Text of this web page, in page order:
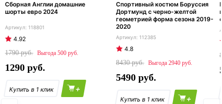
Сборная Англии домашние
шорты евро 2024
118801
4.92
1790
500
1290
+
Спортивный костюм Боруссия
Дортмунд c черно-желтой
геометрией форма сезона 2019-
2020
112385
4.8
8430
2940
5490
+